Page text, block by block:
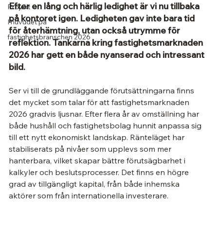
Projekt
I huvudet på
fastighetsbranschen 2026
Efter en lång och härlig ledighet är vi nu tillbaka
på kontoret igen. Ledigheten gav inte bara tid
för återhämtning, utan också utrymme för
reflektion. Tankarna kring fastighetsmarknaden
2026 har gett en både nyanserad och intressant
bild.
Ser vi till de grundläggande förutsättningarna finns
det mycket som talar för att fastighetsmarknaden
2026 gradvis ljusnar. Efter flera år av omställning har
både hushåll och fastighetsbolag hunnit anpassa sig
till ett nytt ekonomiskt landskap. Ränteläget har
stabiliserats på nivåer som upplevs som mer
hanterbara, vilket skapar bättre förutsägbarhet i
kalkyler och beslutsprocesser. Det finns en högre
grad av tillgängligt kapital, från både inhemska
aktörer som från internationella investerare.